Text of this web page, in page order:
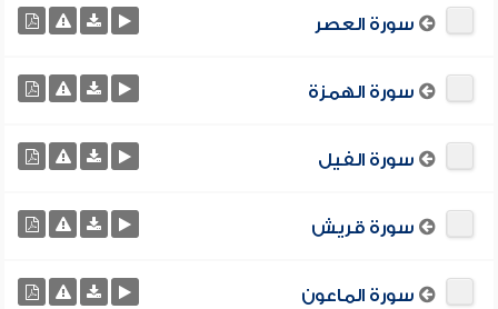
سورة العصر
سورة الهمزة
سورة الفيل
سورة قريش
سورة الماعون